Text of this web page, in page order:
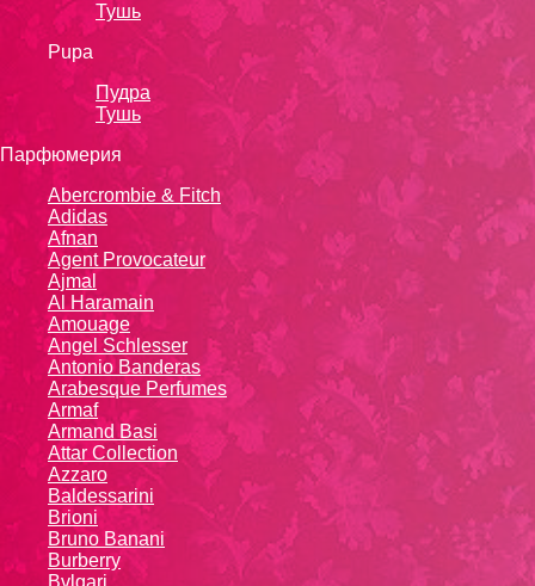
Тушь
Pupa
Пудра
Тушь
Парфюмерия
Abercrombie & Fitch
Adidas
Afnan
Agent Provocateur
Ajmal
Al Haramain
Amouage
Angel Schlesser
Antonio Banderas
Arabesque Perfumes
Armaf
Armand Basi
Attar Collection
Azzaro
Baldessarini
Brioni
Bruno Banani
Burberry